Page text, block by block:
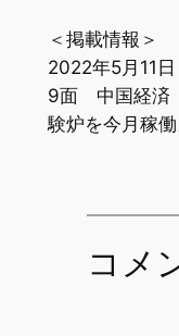
＜掲載情報＞
2022年5月11
9面 中国経済
験炉を今月稼働
コメ